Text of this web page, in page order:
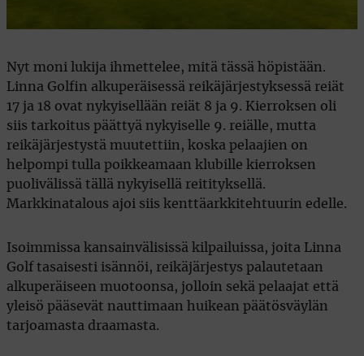
Nyt moni lukija ihmettelee, mitä tässä höpistään.
Linna Golfin alkuperäisessä reikäjärjestyksessä reiät
17 ja 18 ovat nykyisellään reiät 8 ja 9. Kierroksen oli
siis tarkoitus päättyä nykyiselle 9. reiälle, mutta
reikäjärjestystä muutettiin, koska pelaajien on
helpompi tulla poikkeamaan klubille kierroksen
puolivälissä tällä nykyisellä reitityksellä.
Markkinatalous ajoi siis kenttäarkkitehtuurin edelle.
Isoimmissa kansainvälisissä kilpailuissa, joita Linna
Golf tasaisesti isännöi, reikäjärjestys palautetaan
alkuperäiseen muotoonsa, jolloin sekä pelaajat että
yleisö pääsevät nauttimaan huikean päätösväylän
tarjoamasta draamasta.